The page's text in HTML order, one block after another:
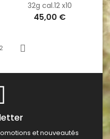
32g cal.12 x10
45,00 €
Suivant
et nouveautés